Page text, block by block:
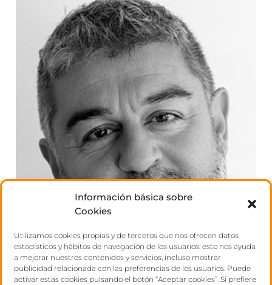
Información básica sobre
Cookies
Utilizamos cookies propias y de terceros que nos ofrecen datos
estadísticos y hábitos de navegación de los usuarios; esto nos ayuda
a mejorar nuestros contenidos y servicios, incluso mostrar
publicidad relacionada con las preferencias de los usuarios. Puede
activar estas cookies pulsando el botón “Aceptar cookies”. Si prefiere